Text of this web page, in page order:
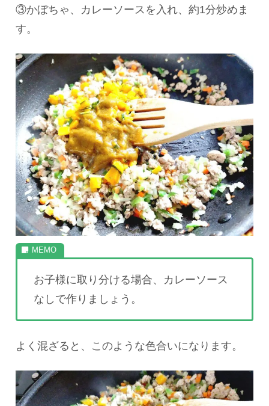
③かぼちゃ、カレーソースを入れ、約1分炒めま
す。
お子様に取り分ける場合、カレーソース
なしで作りましょう。
よく混ざると、このような色合いになります。